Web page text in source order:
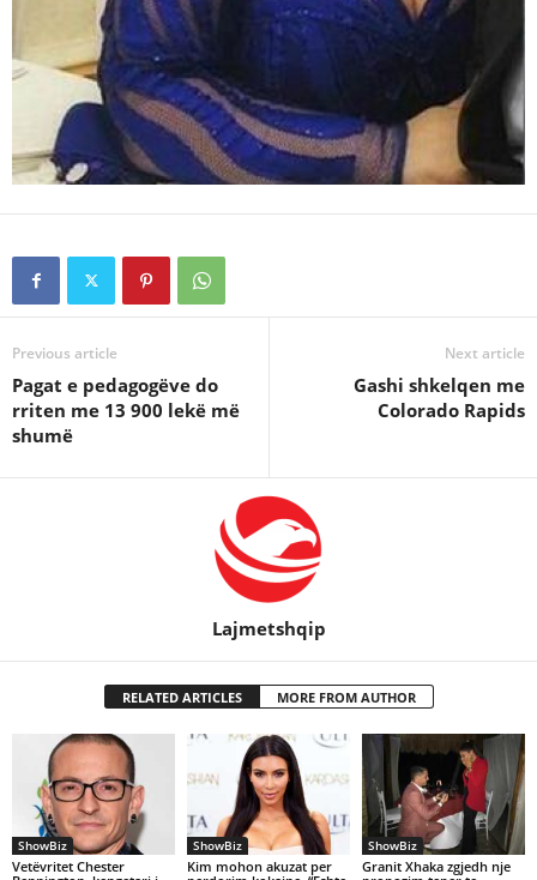
Previous article
Pagat e pedagogëve do
rriten me 13 900 lekë më
shumë
Next article
Gashi shkelqen me
Colorado Rapids
Lajmetshqip
RELATED ARTICLES MORE FROM AUTHOR
ShowBiz
Vetëvritet Chester
ShowBiz
Kim mohon akuzat per
ShowBiz
Granit Xhaka zgjedh nje